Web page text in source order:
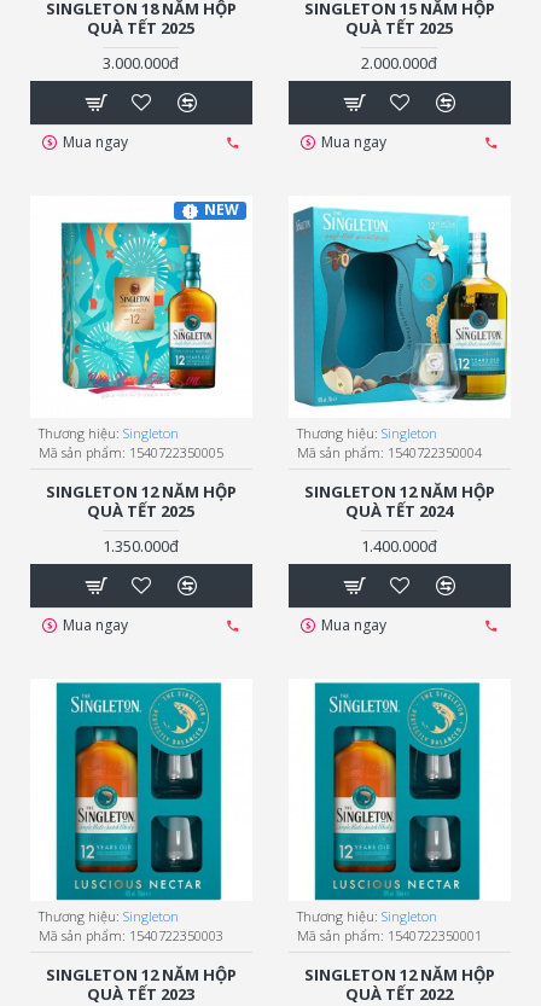
SINGLETON 18 NĂM HỘP
QUÀ TẾT 2025
3.000.000đ
Mua ngay
SINGLETON 15 NĂM HỘP
QUÀ TẾT 2025
2.000.000đ
Mua ngay
NEW
Thương hiệu: Singleton
Mã sản phẩm: 1540722350005
SINGLETON 12 NĂM HỘP
QUÀ TẾT 2025
1.350.000đ
Mua ngay
Thương hiệu: Singleton
Mã sản phẩm: 1540722350004
SINGLETON 12 NĂM HỘP
QUÀ TẾT 2024
1.400.000đ
Mua ngay
Thương hiệu: Singleton
Mã sản phẩm: 1540722350003
SINGLETON 12 NĂM HỘP
QUÀ TẾT 2023
Thương hiệu: Singleton
Mã sản phẩm: 1540722350001
SINGLETON 12 NĂM HỘP
QUÀ TẾT 2022